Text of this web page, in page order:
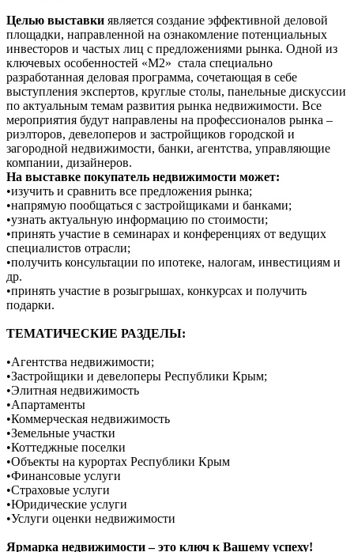
Целью выставки является создание эффективной деловой
площадки, направленной на ознакомление потенциальных
инвесторов и частых лиц с предложениями рынка. Одной из
ключевых особенностей «М2» стала специально
разработанная деловая программа, сочетающая в себе
выступления экспертов, круглые столы, панельные дискуссии
по актуальным темам развития рынка недвижимости. Все
мероприятия будут направлены на профессионалов рынка –
риэлторов, девелоперов и застройщиков городской и
загородной недвижимости, банки, агентства, управляющие
компании, дизайнеров.
На выставке покупатель недвижимости может:
•изучить и сравнить все предложения рынка;
•напрямую пообщаться с застройщиками и банками;
•узнать актуальную информацию по стоимости;
•принять участие в семинарах и конференциях от ведущих
специалистов отрасли;
•получить консультации по ипотеке, налогам, инвестициям и
др.
•принять участие в розыгрышах, конкурсах и получить
подарки.
ТЕМАТИЧЕСКИЕ РАЗДЕЛЫ:
•Агентства недвижимости;
•Застройщики и девелоперы Республики Крым;
•Элитная недвижимость
•Апартаменты
•Коммерческая недвижимость
•Земельные участки
•Коттеджные поселки
•Объекты на курортах Республики Крым
•Финансовые услуги
•Страховые услуги
•Юридические услуги
•Услуги оценки недвижимости
Ярмарка недвижимости – это ключ к Вашему успеху!